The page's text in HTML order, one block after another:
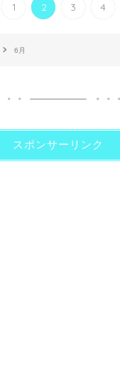
1 2 3 4
6月
スポンサーリンク